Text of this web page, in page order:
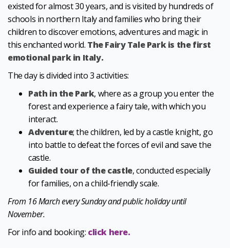
existed for almost 30 years, and is visited by hundreds of
schools in northern Italy and families who bring their
children to discover emotions, adventures and magic in
this enchanted world. The Fairy Tale Park is the first
emotional park in Italy.
The day is divided into 3 activities:
Path in the Park, where as a group you enter the
forest and experience a fairy tale, with which you
interact.
Adventure; the children, led by a castle knight, go
into battle to defeat the forces of evil and save the
castle.
Guided tour of the castle, conducted especially
for families, on a child-friendly scale.
From 16 March every Sunday and public holiday until
November.
For info and booking: click here.